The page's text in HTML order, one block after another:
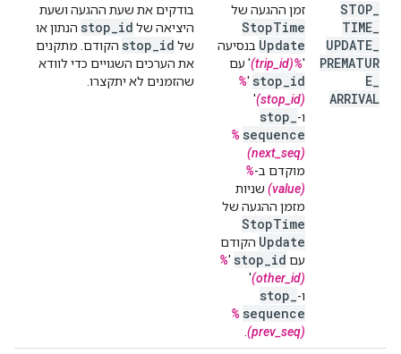
STOP
TIME
UPDATE
PREMATUR
E
ARRIVAL
זמן ההגעה של
StopTime
Update בנסיעה
'
%(trip_id) ' עם
stop id
'
%
(stop_id)
'
ו-
stop
sequence
%
(next_seq)
מוקדם ב-%
(value)
שניות
מזמן ההגעה של
StopTime
Update הקודם
עם
stop id
'
%
(other_id)
'
ו-
stop
sequence
%
(prev_seq)
בודקים את שעת ההגעה ושעת
היציאה של
stop id
הנתון או
של
stop id
הקודם. מתקנים
את הערכים השגויים כדי לוודא
שהזמנים לא יתקצרו.